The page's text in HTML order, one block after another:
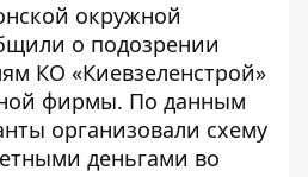
окружной
о подозрении
КО «Киевзеленстрой»
фирмы. По данным
организовали схему
деньгами во